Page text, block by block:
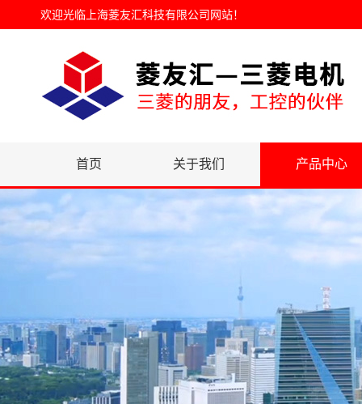
欢迎光临 上海菱友汇科技有限公司网站！
首页 关于我们 产品中心